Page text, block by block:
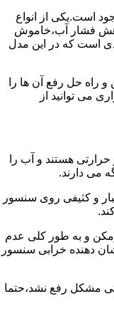
است.یکی از انواع
فشار آب،خاموش
است که در این مدل
راه حل رفع آن ها را
می توانید از
هستند و آب را
می دارند.
و کثیفی روی سنسور
و به طور کلی عدم
دهنده خرابی سنسور
مشکل رفع نشد،حتما